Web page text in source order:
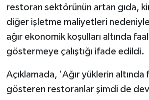
restoran sektörünün artan gıda,
diğer işletme maliyetleri
ağır ekonomik koşulları altında
göstermeye çalıştığı ifade edildi.
Açıklamada, 'Ağır yüklerin altında
gösteren restoranlar şimdi de
TİCARET
YAŞAM